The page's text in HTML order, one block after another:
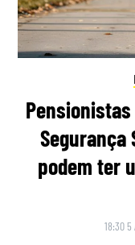
Segurança
podem ter
18:30 5